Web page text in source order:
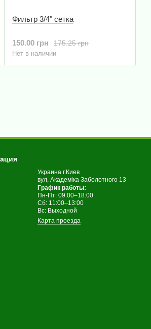
Фильтр 3/4" сетка
175.25 грн
150.00 грн
Нет в наличии
Украина г.Киев
вул, Академіка Заболотного 13
График работы:
Пн-Пт: 09:00–18:00
Сб: 11:00–13:00
Вс: Выходной
Карта проезда